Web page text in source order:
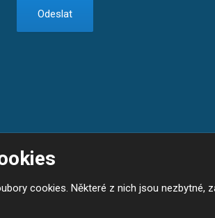
cookies. Některé z nich jsou
Odeslat